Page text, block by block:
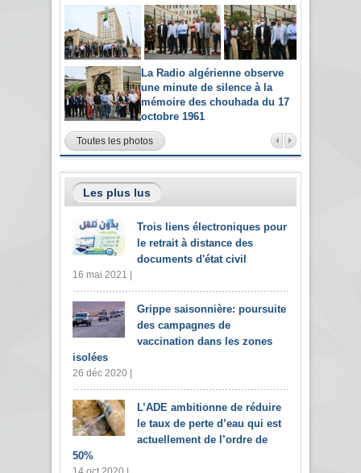
La Radio algérienne observe
une minute de silence à la
mémoire des chouhada du 17
octobre 1961
Toutes les photos
Les plus lus
Trois liens électroniques pour
le retrait à distance des
documents d'état civil
16 mai 2021 |
Grippe saisonnière: poursuite
des campagnes de
vaccination dans les zones
isolées
26 déc 2020 |
L’ADE ambitionne de réduire
le taux de perte d’eau qui est
actuellement de l’ordre de
50%